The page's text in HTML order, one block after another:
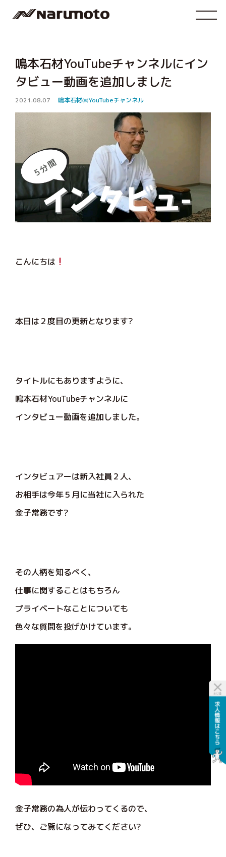
鳴本石材YouTubeチャンネルにイン
タビュー動画を追加しました
2021.08.07 鳴本石材㈱YouTubeチャンネル
こんにちは
本日は２度目の更新となります?
タイトルにもありますように、
鳴本石材YouTubeチャンネルに
インタビュー動画を追加しました。
インタビュアーは新入社員２人、
お相手は今年５月に当社に入られた
金子常務です?
その人柄を知るべく、
仕事に関することはもちろん
プライベートなことについても
色々な質問を投げかけています。
金子常務の為人が伝わってくるので、
ぜひ、ご覧になってみてください?